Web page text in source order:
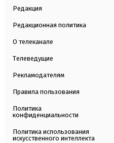
Редакция
Редакционная политика
О телеканале
Телеведущие
Рекламодателям
Правила пользования
Политика
конфиденциальности
Политика использования
искусственного интеллекта